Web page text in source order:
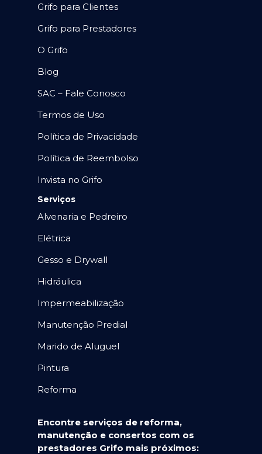
Grifo para Clientes
Grifo para Prestadores
O Grifo
Blog
SAC – Fale Conosco
Termos de Uso
Política de Privacidade
Política de Reembolso
Invista no Grifo
Serviços
Alvenaria e Pedreiro
Elétrica
Gesso e Drywall
Hidráulica
Impermeabilização
Manutenção Predial
Marido de Aluguel
Pintura
Reforma
Encontre serviços de reforma,
manutenção e consertos com os
prestadores Grifo mais próximos: